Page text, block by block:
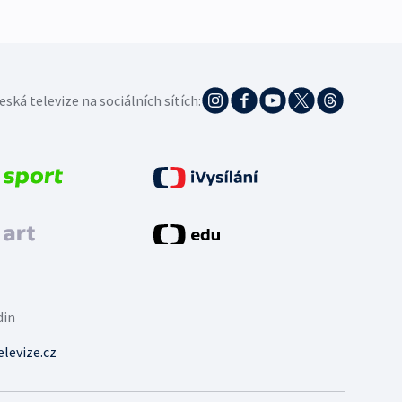
televize na sociálních sítích: